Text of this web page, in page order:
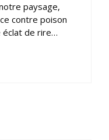
paysage,
contre poison
éclat de rire…